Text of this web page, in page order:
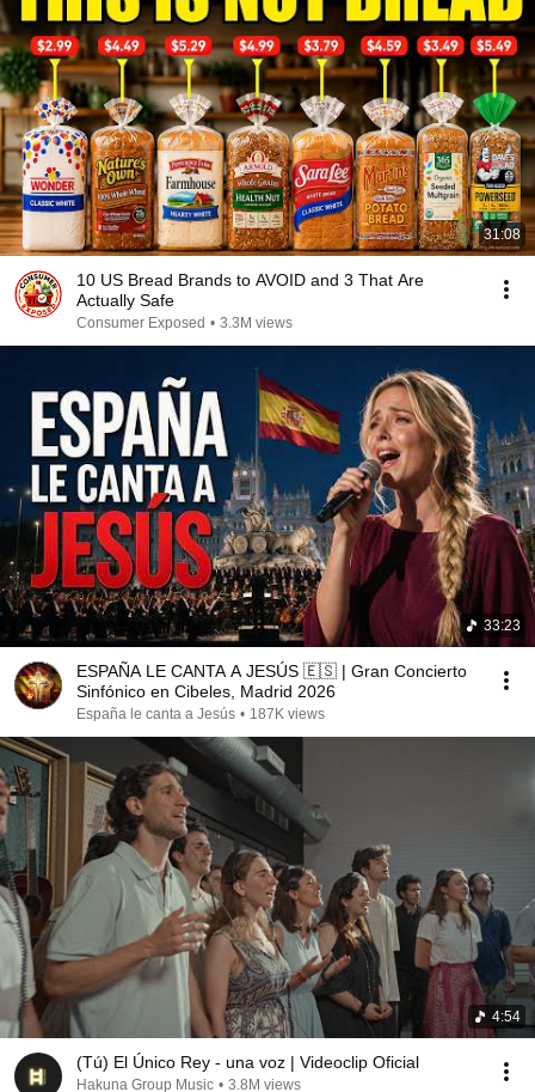
31:08
10 US Bread Brands to AVOID and 3 That Are
Actually Safe
Consumer Exposed • 3.3M views
33:23
ESPAÑA LE CANTA A JESÚS 🇪🇸 | Gran Concierto
Sinfónico en Cibeles, Madrid 2026
España le canta a Jesús • 187K views
4:54
(Tú) El Único Rey - una voz | Videoclip Oficial
Hakuna Group Music • 3.8M views